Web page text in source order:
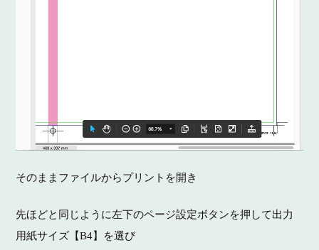
そのままファイルからプリントを開き
先ほどと同じように左下のページ設定ボタンを押して出力
用紙サイズ【B4】を選び